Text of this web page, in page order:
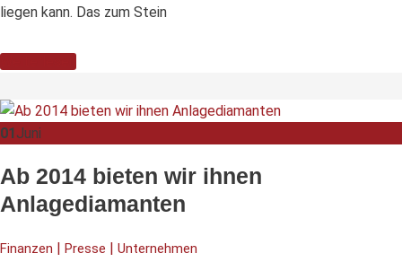
liegen kann. Das zum Stein
01Juni
Ab 2014 bieten wir ihnen
Anlagediamanten
Finanzen | Presse | Unternehmen